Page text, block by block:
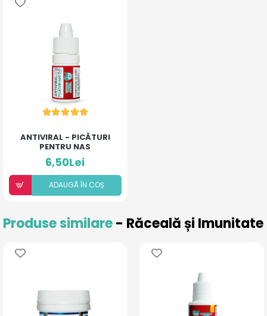
ANTIVIRAL - PICĂTURI
PENTRU NAS
6,50Lei
ADAUGÃ ÎN COȘ
Produse similare- Răceală și Imunitate